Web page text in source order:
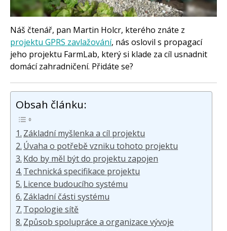
Vaše projekty
Začínáme s Arduinem
Arduino Software
Tutoriály
Arduino s Massimem Banzim
Micro:bit
Videa
Koupit
Náš čtenář, pan Martin Holcr, kterého znáte z
projektu GPRS zavlažování, nás oslovil s propagací
jeho projektu FarmLab, který si klade za cíl usnadnit
domácí zahradničení. Přidáte se?
Obsah článku:
Základní myšlenka a cíl projektu
Úvaha o potřebě vzniku tohoto projektu
Kdo by měl být do projektu zapojen
Technická specifikace projektu
Licence budoucího systému
Základní části systému
Topologie sítě
Způsob spolupráce a organizace vývoje